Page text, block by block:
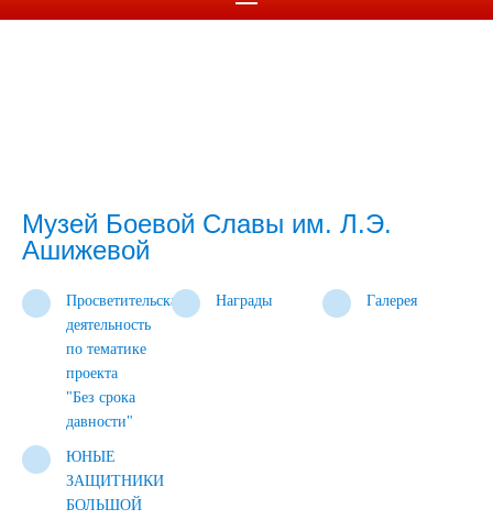
Музей Боевой Славы им. Л.Э.
Ашижевой
Просветительская
деятельность
по тематике
проекта
"Без срока
давности"
Награды Галерея
ЮНЫЕ
ЗАЩИТНИКИ
БОЛЬШОЙ